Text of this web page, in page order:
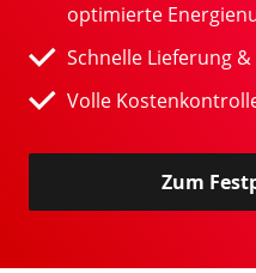
optimierte
Schnelle Lieferung
Volle
Zum